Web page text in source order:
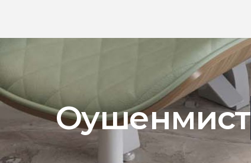
Оушенмист